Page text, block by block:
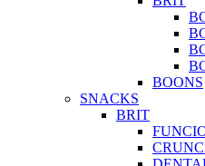
BOONS
SNACKS
BRIT